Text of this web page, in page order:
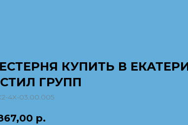
КУПИТЬ В
ГРУПП
4Х-03.00.005
р.